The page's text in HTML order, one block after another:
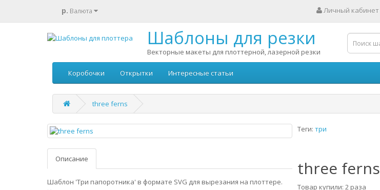
р. Валюта Личный кабинет
Шаблоны для резки
Векторные макеты для плоттерной, лазерной резки
Коробочки Открытки Интересные статьи
three ferns
Описание
Шаблон 'Три папоротника' в формате SVG для вырезания на плоттере.
Теги: три
three ferns
Товар купили: 2 раза